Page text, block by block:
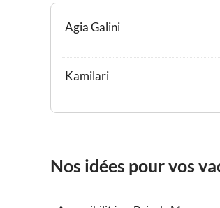
Agia Galini
Kamilari
Nos idées pour vos